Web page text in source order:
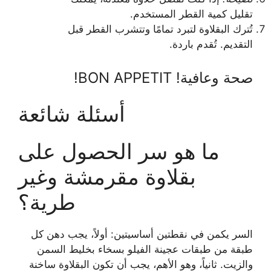
تقليل كمية القطر المستخدم.
تُترك البقلاوة لتبرد تمامًا وتتشرب القطر قبل
التقديم. تُقدم باردة.
صحة وعافية! BON APPETIT!
أسئلة شائعة
ما هو سر الحصول على
بقلاوة مقرمشة وغير
طرية؟
السر يكمن في نقطتين أساسيتين: أولاً، يجب دهن كل
طبقة من طبقات عجينة الفيلو بسخاء بخليط السمن
والزيت. ثانياً، وهو الأهم، يجب أن تكون البقلاوة ساخنة